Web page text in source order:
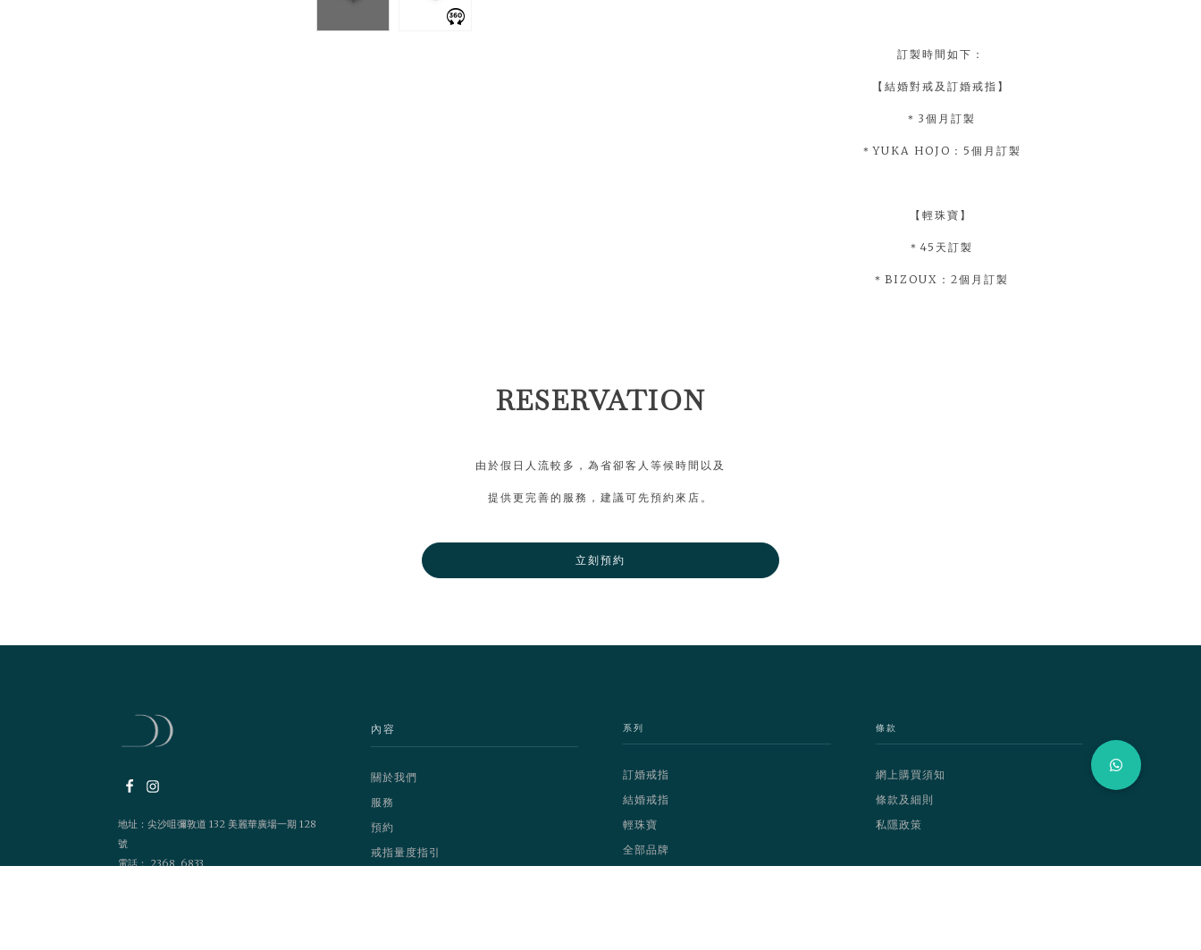
訂製時間如下：
【結婚對戒及訂婚戒指】
＊3個月訂製
＊YUKA HOJO：5個月訂製
【輕珠寶】
＊45天訂製
＊BIZOUX：2個月訂製
RESERVATION
由於假日人流較多，為省卻客人等候時間以及
提供更完善的服務，建議可先預約來店。
立刻預約
地址：尖沙咀彌敦道 132 美麗華廣場一期 128
號
電話： 2368 6833
內容
關於我們
服務
預約
戒指量度指引
系列
訂婚戒指
結婚戒指
輕珠寶
全部品牌
條款
網上購買須知
條款及細則
私隱政策